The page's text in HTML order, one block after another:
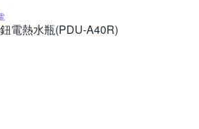
電熱水瓶(PDU-A40R)